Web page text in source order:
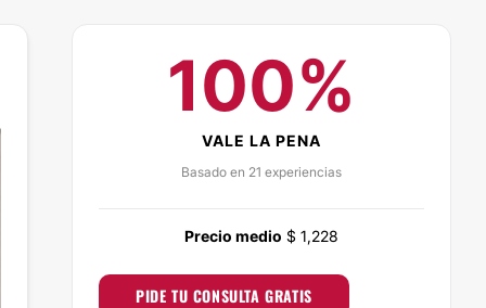
100%
VALE LA PENA
Basado en 21 experiencias
Precio medio $ 1,228
PIDE TU CONSULTA GRATIS